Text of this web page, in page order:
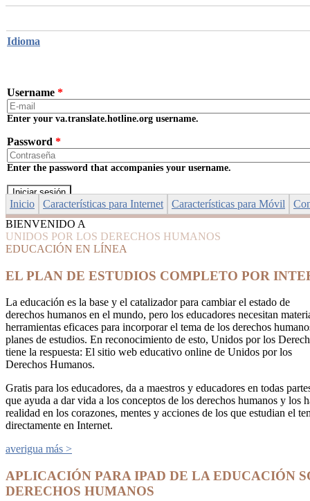
Idioma
Username *
Enter your va.translate.hotline.org username.
Password *
Enter the password that accompanies your username.
Inicio Características para Internet Características para Móvil
BIENVENIDO A
UNIDOS POR LOS DERECHOS HUMANOS
EDUCACIÓN EN LÍNEA
EL PLAN DE ESTUDIOS COMPLETO POR
La educación es la base y el catalizador para cambiar el estado de
derechos humanos en el mundo, pero los educadores necesitan
herramientas eficaces para incorporar el tema de los derechos
planes de estudios. En reconocimiento de esto, Unidos por los
tiene la respuesta: El sitio web educativo online de Unidos por los
Derechos Humanos.
Gratis para los educadores, da a maestros y educadores en todas
que ayuda a dar vida a los conceptos de los derechos humanos y los
realidad en los corazones, mentes y acciones de los que estudian el
directamente en Internet.
averigua más >
APLICACIÓN PARA IPAD DE LA EDUCACIÓN
DERECHOS HUMANOS